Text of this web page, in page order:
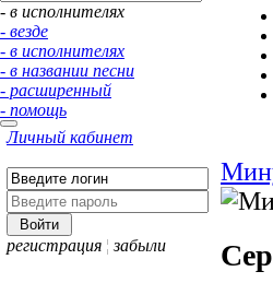
- в исполнителях
- везде
- в исполнителях
- в названии песни
- расширенный
- помощь
Личный кабинет
регистрация ¦ забыли